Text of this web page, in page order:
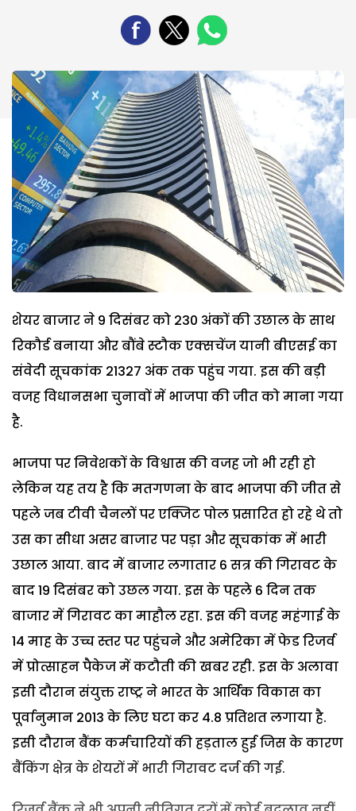
शेयर बाजार ने 9 दिसंबर को 230 अंकों की उछाल के साथ
रिकौर्ड बनाया और बौंबे स्टौक एक्सचेंज यानी बीएसई का
संवेदी सूचकांक 21327 अंक तक पहुंच गया. इस की बड़ी
वजह विधानसभा चुनावों में भाजपा की जीत को माना गया
है.
भाजपा पर निवेशकों के विश्वास की वजह जो भी रही हो
लेकिन यह तय है कि मतगणना के बाद भाजपा की जीत से
पहले जब टीवी चैनलों पर एक्जिट पोल प्रसारित हो रहे थे तो
उस का सीधा असर बाजार पर पड़ा और सूचकांक में भारी
उछाल आया. बाद में बाजार लगातार 6 सत्र की गिरावट के
बाद 19 दिसंबर को उछल गया. इस के पहले 6 दिन तक
बाजार में गिरावट का माहौल रहा. इस की वजह महंगाई के
14 माह के उच्च स्तर पर पहुंचने और अमेरिका में फेड रिजर्व
में प्रोत्साहन पैकेज में कटौती की खबर रही. इस के अलावा
इसी दौरान संयुक्त राष्ट्र ने भारत के आर्थिक विकास का
पूर्वानुमान 2013 के लिए घटा कर 4.8 प्रतिशत लगाया है.
इसी दौरान बैंक कर्मचारियों की हड़ताल हुई जिस के कारण
बैंकिंग क्षेत्र के शेयरों में भारी गिरावट दर्ज की गई.